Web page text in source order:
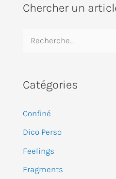
Chercher un
h
r
c
h
e
Catégories
Confiné
Dico Perso
Feelings
Fragments